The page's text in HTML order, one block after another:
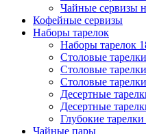
Чайные сервизы
Кофейные сервизы
Наборы тарелок
Наборы тарелок
Столовые
Столовые
Столовые
Десертные
Десертные
Глубокие тарелки
Чайные пары